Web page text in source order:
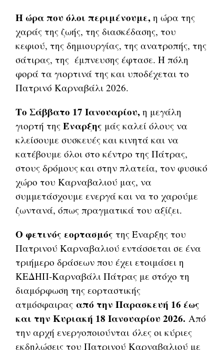
Η ώρα που όλοι περιμένουμε,η ώρα της
χαράς της ζωής, της διασκέδασης, του
κεφιού, της δημιουργίας, της ανατροπής, της
σάτιρας, της έμπνευσης έφτασε. Η πόλη
φορά τα γιορτινά της και υποδέχεται το
Πατρινό Καρναβάλι 2026.
Το Σάββατο 17 Ιανουαρίου, η μεγάλη
γιορτή τηςΈναρξης μάς καλεί όλους να
κλείσουμε συσκευές και κινητά και να
κατέβουμε όλοι στο κέντρο της Πάτρας,
στους δρόμους και στην πλατεία, τον φυσικό
χώρο του Καρναβαλιού μας, να
συμμετάσχουμε ενεργά και να το χαρούμε
ζωντανά, όπως πραγματικά του αξίζει.
Ο φετινός εορτασμόςτης Έναρξης του
Πατρινού Καρναβαλιού εντάσσεται σε ένα
τριήμερο δράσεων που έχει ετοιμάσει η
ΚΕΔΗΠ-Καρναβάλι Πάτρας με στόχο τη
διαμόρφωση της εορταστικής
ατμόσφαιραςαπό την Παρασκευή 16 έως
και την Κυριακή 18 Ιανουαρίου 2026.Από
την αρχή ενεργοποιούνται όλες οι κύριες
εκδηλώσεις του Πατρινού Καρναβαλιού με